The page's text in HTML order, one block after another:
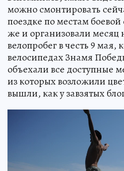
можно смонтировать
поездке по местам
же и организовали месяц
велопробег в честь 9 мая,
велосипедах Знамя
объехали все доступные
из которых возложили
вышли, как у завзятых